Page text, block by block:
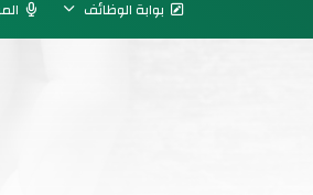
بوابة الوظائف